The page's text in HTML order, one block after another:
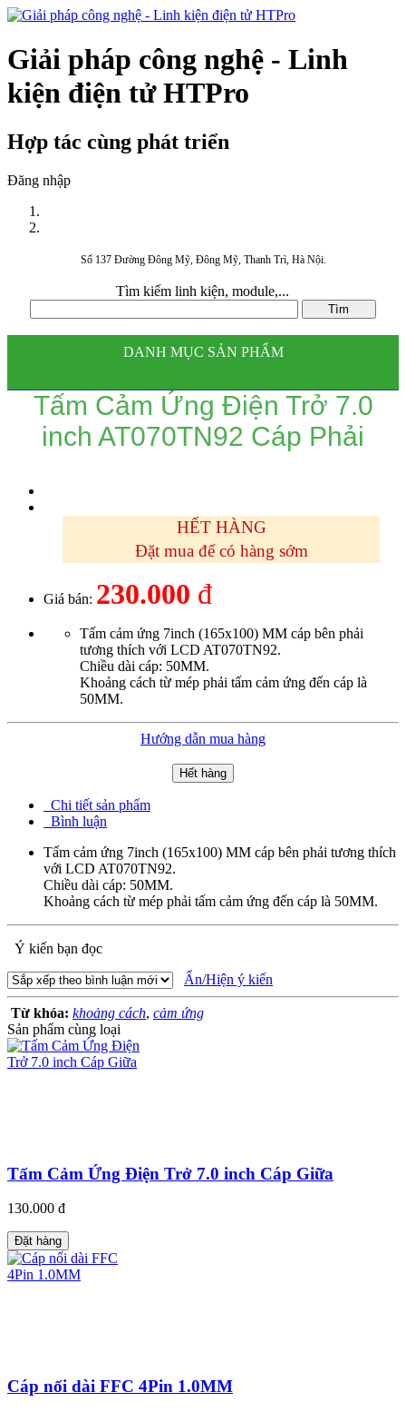
Giải pháp công nghệ - Linh
kiện điện tử HTPro
Hợp tác cùng phát triển
Đăng nhập
Số 137 Đường Đông Mỹ, Đông Mỹ, Thanh Trì, Hà Nội.
Tìm kiếm linh kiện, module,...
DANH MỤC SẢN PHẨM
Tấm Cảm Ứng Điện Trở 7.0
inch AT070TN92 Cáp Phải
HẾT HÀNG
Đặt mua để có hàng sớm
Giá bán: 230.000 đ
Tấm cảm ứng 7inch (165x100) MM cáp bên phải
tương thích với LCD AT070TN92.
Chiều dài cáp: 50MM.
Khoảng cách từ mép phải tấm cảm ứng đến cáp là
50MM.
Hướng dẫn mua hàng
Hết hàng
Chi tiết sản phẩm
Bình luận
Tấm cảm ứng 7inch (165x100) MM cáp bên phải tương thích
với LCD AT070TN92.
Chiều dài cáp: 50MM.
Khoảng cách từ mép phải tấm cảm ứng đến cáp là 50MM.
Ý kiến bạn đọc
Ẩn/Hiện ý kiến
Từ khóa: khoảng cách, cảm ứng
Sản phẩm cùng loại
Tấm Cảm Ứng Điện Trở 7.0 inch Cáp Giữa
130.000 đ
Đặt hàng
Cáp nối dài FFC 4Pin 1.0MM